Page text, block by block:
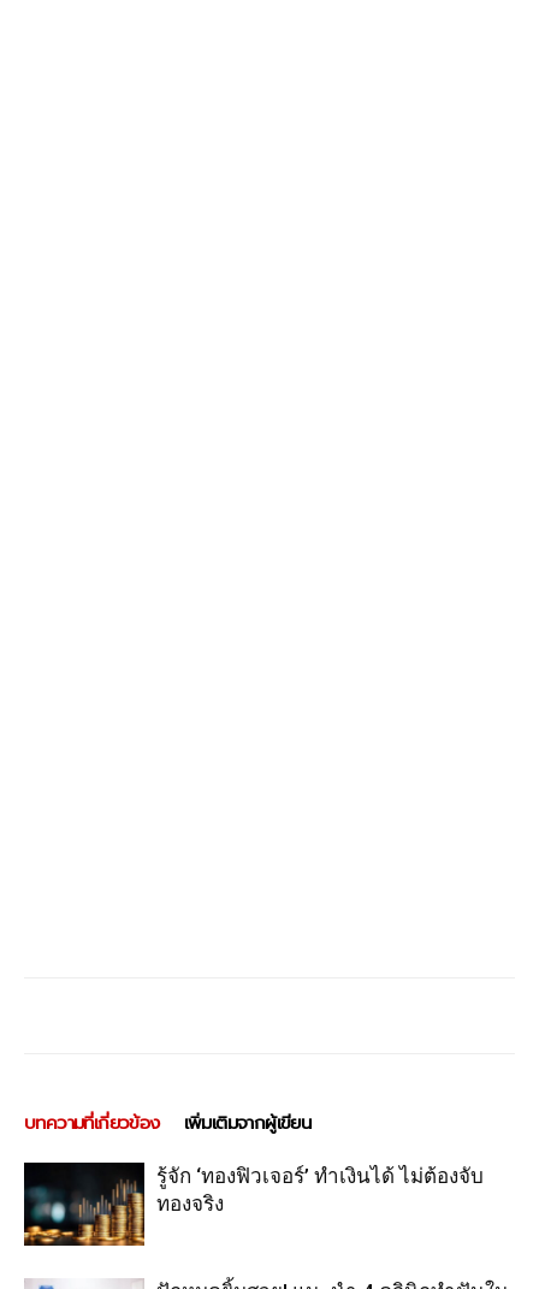
บทความที่เกี่ยวข้อง เพิ่มเติมจากผู้เขียน
รู้จัก ‘ทองฟิวเจอร์’ ทำเงินได้ ไม่ต้องจับ
ทองจริง